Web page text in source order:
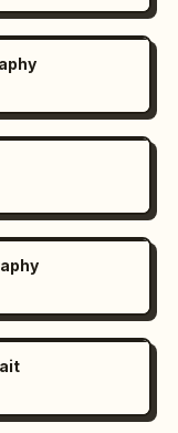
い。
置くこと。
クター のまま